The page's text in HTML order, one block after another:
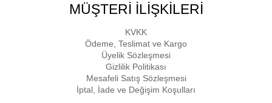
MÜŞTERİ İLİŞKİLERİ
KVKK
Ödeme, Teslimat ve Kargo
Üyelik Sözleşmesi
Gizlilik Politikası
Mesafeli Satış Sözleşmesi
İptal, İade ve Değişim Koşulları